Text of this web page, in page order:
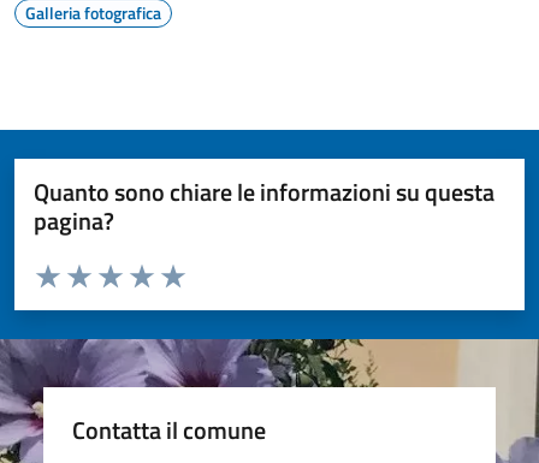
Galleria fotografica
Quanto sono chiare le informazioni su questa
pagina?
Valuta da 1 a 5 stelle la pagina
Valuta 5 stelle su 5
Valuta 4 stelle su 5
Valuta 3 stelle su 5
Valuta 2 stelle su 5
Valuta 1 stelle su 5
Contatta il comune